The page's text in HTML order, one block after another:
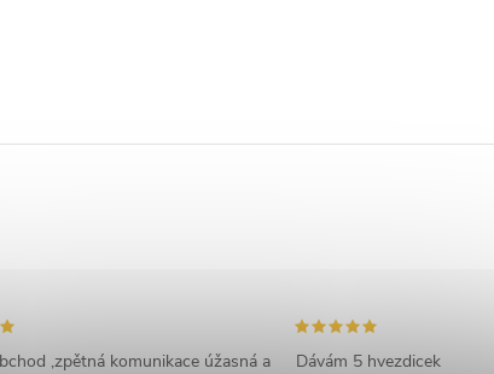
,zpětná komunikace úžasná a
Dávám 5 hvezdicek